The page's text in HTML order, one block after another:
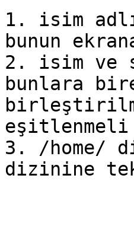
1. isim
bunun
2. isim ve
bunlara
eşitlenmeli
3. /home/